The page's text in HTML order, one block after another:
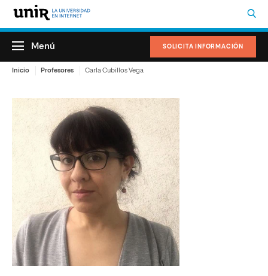
SOLICITA INFORMACIÓN
Menú
Inicio Profesores Carla Cubillos Vega